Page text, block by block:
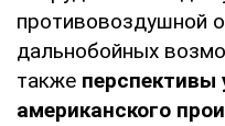
противовоздушной
дальнобойных
также перспективы
американского